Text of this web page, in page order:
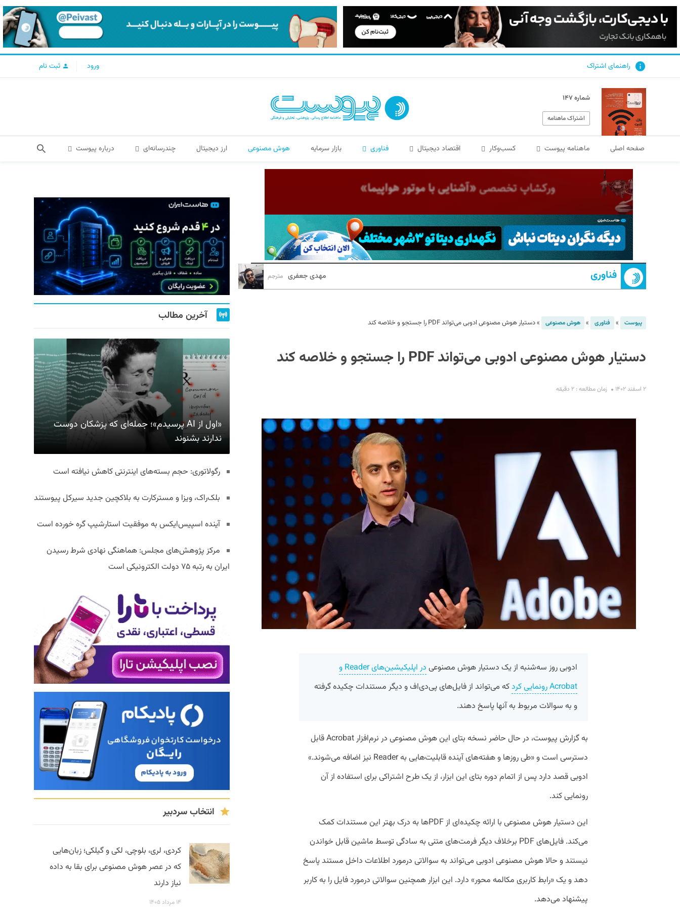
راهنمای اشتراک ورود ثبت نام
شماره ۱۴۷
اشتراک ماهنامه
صفحه اصلی ماهنامه پیوست کسب‌و‌کار اقتصاد دیجیتال فناوری بازار سرمایه هوش مصنوعی ارز دیجیتال چندرسانه‌ای درباره پیوست
فناوری مهدی جعفری مترجم
پیوست » فناوری » هوش مصنوعی »دستیار هوش مصنوعی ادوبی می‌تواند PDF را جستجو و خلاصه کند
دستیار هوش مصنوعی ادوبی می‌تواند PDF را جستجو و خلاصه کند
۲ اسفند ۱۴۰۲ زمان مطالعه : ۲ دقیقه
ادوبی روز سه‌شنبه از یک دستیار هوش مصنوعی
در اپلیکیشین‌های Reader و
Acrobat رونمایی کرد
که می‌تواند از فایل‌های پی‌دی‌اف و دیگر مستندات چکیده گرفته
و به سوالات مربوط به آنها پاسخ دهند.
به گزارش پیوست، در حال حاضر نسخه بتای این هوش مصنوعی در نرم‌افزار Acrobat قابل
دسترسی است و «طی روزها و هفته‌های آینده قابلیت‌هایی به Reader نیز اضافه می‌شوند.»
ادوبی قصد دارد پس از اتمام دوره بتای این ابزار، از یک طرح اشتراکی برای استفاده از آن
رونمایی کند.
این دستیار هوش مصنوعی با ارائه چکیده‌ای از PDFها به درک بهتر این مستندات کمک
می‌کند. فایل‌های PDF برخلاف دیگر فرمت‌های متنی به سادگی توسط ماشین‌ قابل خواندن
نیستند و حالا هوش مصنوعی ادوبی می‌تواند به سوالاتی درمورد اطلاعات داخل مستند پاسخ
دهد و یک «رابط کاربری مکالمه محور» دارد. این ابزار همچنین سوالاتی درمورد فایل را به کاربر
پیشنهاد می‌دهد.
آخرین مطالب
«اول از AI پرسیدم»؛ جمله‌ای که پزشکان دوست
ندارند بشنوند
رگولاتوری: حجم بسته‌های اینترنتی کاهش نیافته است
بلک‌راک، ویزا و مسترکارت به بلاکچین جدید سیرکل پیوستند
آینده اسپیس‌ایکس به موفقیت استارشیپ گره خورده است
مرکز پژوهش‌های مجلس: هماهنگی نهادی شرط رسیدن
ایران به رتبه ۷۵ دولت الکترونیکی است
انتخاب سردبیر
کردی، لری، بلوچی، لکی و گیلکی؛ زبان‌هایی
که در عصر هوش مصنوعی برای بقا به داده
نیاز دارند
۱۴ مرداد ۱۴۰۵